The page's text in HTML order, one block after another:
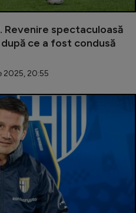
Revenire spectaculoasă
ce a fost condusă
20:55